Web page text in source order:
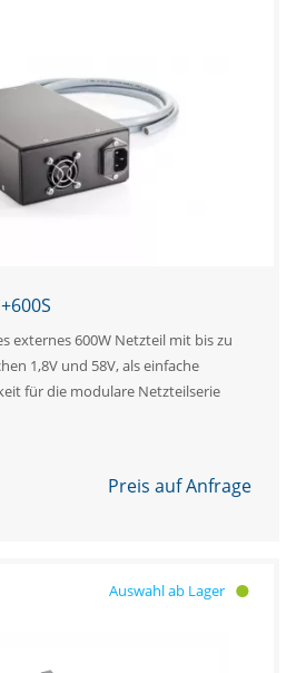
externes 600W Netzteil mit bis zu
1,8V und 58V, als einfache
für die modulare Netzteilserie
Preis auf Anfrage
Auswahl ab Lager